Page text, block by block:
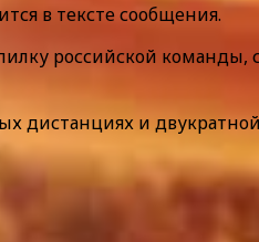
в тексте сообщения.
российской команды,
дистанциях и